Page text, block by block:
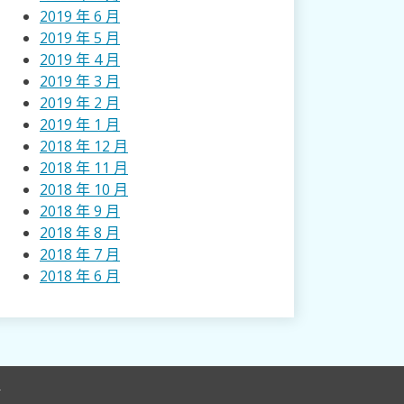
2019 年 6 月
2019 年 5 月
2019 年 4 月
2019 年 3 月
2019 年 2 月
2019 年 1 月
2018 年 12 月
2018 年 11 月
2018 年 10 月
2018 年 9 月
2018 年 8 月
2018 年 7 月
2018 年 6 月